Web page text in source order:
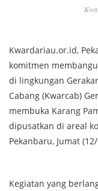
Kwardariau.or.id,
komitmen
di lingkungan
Cabang (Kwarcab)
membuka Karang
dipusatkan di areal
Pekanbaru, Jumat
Kegiatan yang